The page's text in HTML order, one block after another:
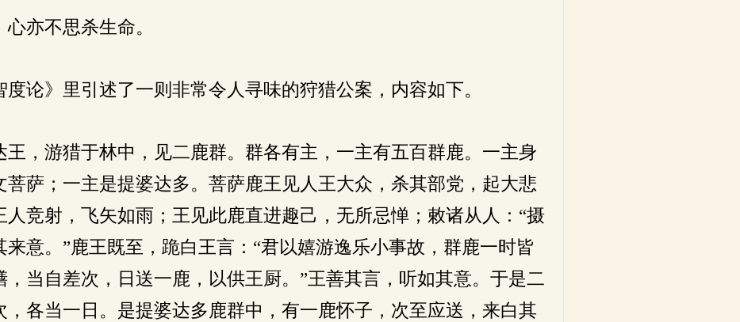
亦不思杀生命。
论》里引述了一则非常令人寻味的狩猎公案，内容如下。
王，游猎于林中，见二鹿群。群各有主，一主有五百群鹿。一主身
菩萨；一主是提婆达多。菩萨鹿王见人王大众，杀其部党，起大悲
人竞射，飞矢如雨；王见此鹿直进趣己，无所忌惮；敕诸从人：“摄
意。”鹿王既至，跪白王言：“君以嬉游逸乐小事故，群鹿一时皆
，当自差次，日送一鹿，以供王厨。”王善其言，听如其意。于是二
，各当一日。是提婆达多鹿群中，有一鹿怀子，次至应送，来白其